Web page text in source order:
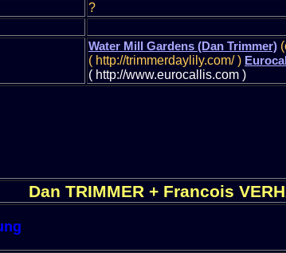
?
Water Mill Gardens (Dan Trimmer)
( http://trimmerdaylily.com/ )
( http://www.eurocallis.com )
Dan TRIMMER + Francois